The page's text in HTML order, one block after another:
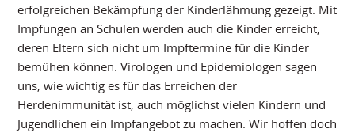
erfolgreichen Bekämpfung der Kinderlähmung gezeigt. Mit
Impfungen an Schulen werden auch die Kinder erreicht,
deren Eltern sich nicht um Impftermine für die Kinder
bemühen können. Virologen und Epidemiologen sagen
uns, wie wichtig es für das Erreichen der
Herdenimmunität ist, auch möglichst vielen Kindern und
Jugendlichen ein Impfangebot zu machen. Wir hoffen doch